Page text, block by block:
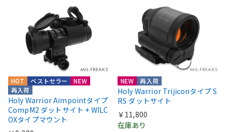
HOT
NEW
再入荷
ベストセラー
Holy Warrior Aimpointタイプ
CompM2 ダットサイト + WILC
OXタイプマウント
NEW 再入荷
Holy Warrior Trijiconタイプ S
RS ダットサイト
￥11,800
在庫あり